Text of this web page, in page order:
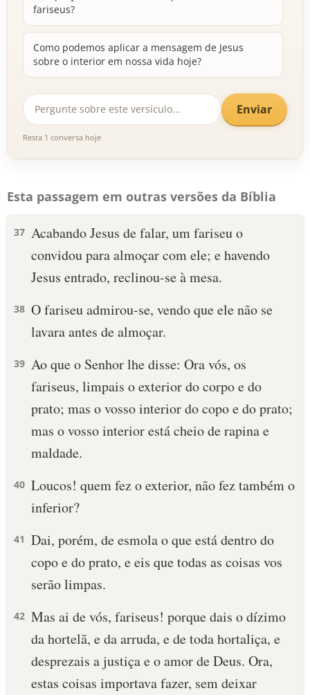
fariseus?
Como podemos aplicar a mensagem de Jesus
sobre o interior em nossa vida hoje?
Enviar
Resta 1 conversa hoje
Esta passagem em outras versões da Bíblia
37 Acabando Jesus de falar, um fariseu o
convidou para almoçar com ele; e havendo
Jesus entrado, reclinou-se à mesa.
38 O fariseu admirou-se, vendo que ele não se
lavara antes de almoçar.
39 Ao que o Senhor lhe disse: Ora vós, os
fariseus, limpais o exterior do corpo e do
prato; mas o vosso interior do copo e do prato;
mas o vosso interior está cheio de rapina e
maldade.
40 Loucos! quem fez o exterior, não fez também o
inferior?
41 Dai, porém, de esmola o que está dentro do
copo e do prato, e eis que todas as coisas vos
serão limpas.
42 Mas ai de vós, fariseus! porque dais o dízimo
da hortelã, e da arruda, e de toda hortaliça, e
desprezais a justiça e o amor de Deus. Ora,
estas coisas importava fazer, sem deixar